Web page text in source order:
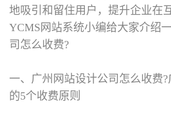
地吸引和留住用户，提升企业在
YCMS网站系统小编给大家介绍
司怎么收费?
一、广州网站设计公司怎么收费?
的5个收费原则